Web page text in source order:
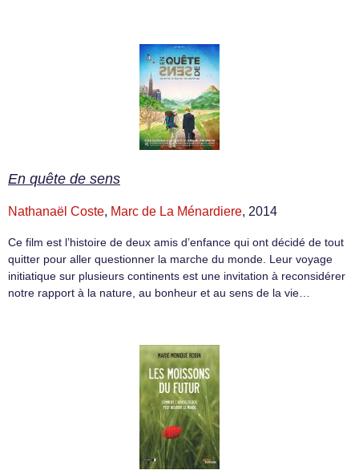
En quête de sens
Nathanaël Coste, Marc de La Ménardiere, 2014
Ce film est l’histoire de deux amis d’enfance qui ont décidé de tout
quitter pour aller questionner la marche du monde. Leur voyage
initiatique sur plusieurs continents est une invitation à reconsidérer
notre rapport à la nature, au bonheur et au sens de la vie…